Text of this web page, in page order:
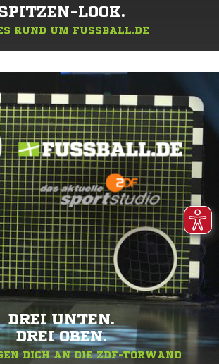
LOOK.
RUND UM FUSSBALL.DE
DREI UNTEN.
DREI OBEN.
DICH AN DIE ZDF-TORWAND